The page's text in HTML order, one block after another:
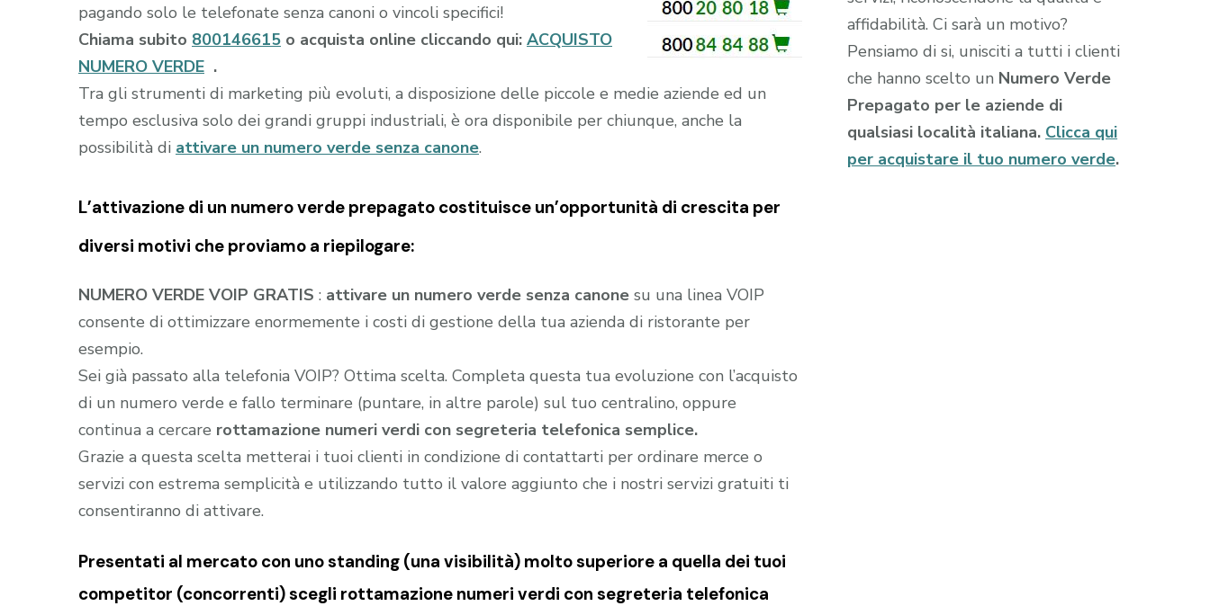
pagando solo le telefonate senza canoni o vincoli specifici!
Chiama subito 800146615 o acquista online cliccando qui: ACQUISTO
NUMERO VERDE .
Tra gli strumenti di marketing più evoluti, a disposizione delle piccole e medie aziende ed un
tempo esclusiva solo dei grandi gruppi industriali, è ora disponibile per chiunque, anche la
possibilità di attivare un numero verde senza canone.
L’attivazione di un numero verde prepagato costituisce un’opportunità di crescita per
diversi motivi che proviamo a riepilogare:
NUMERO VERDE VOIP GRATIS : attivare un numero verde senza canone su una linea VOIP
consente di ottimizzare enormemente i costi di gestione della tua azienda di ristorante per
esempio.
Sei già passato alla telefonia VOIP? Ottima scelta. Completa questa tua evoluzione con l’acquisto
di un numero verde e fallo terminare (puntare, in altre parole) sul tuo centralino, oppure
continua a cercare rottamazione numeri verdi con segreteria telefonica semplice.
Grazie a questa scelta metterai i tuoi clienti in condizione di contattarti per ordinare merce o
servizi con estrema semplicità e utilizzando tutto il valore aggiunto che i nostri servizi gratuiti ti
consentiranno di attivare.
Presentati al mercato con uno standing (una visibilità) molto superiore a quella dei tuoi
competitor (concorrenti) scegli rottamazione numeri verdi con segreteria telefonica
affidabilità. Ci sarà un motivo?
Pensiamo di si, unisciti a tutti i clienti
che hanno scelto un Numero Verde
Prepagato per le aziende di
qualsiasi località italiana. Clicca qui
per acquistare il tuo numero verde.